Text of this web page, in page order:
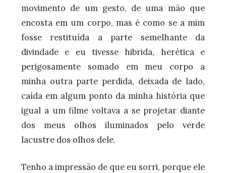
movimento de um gesto, de uma mão que
encosta em um corpo, mas é como se a mim
fosse restituída a parte semelhante da
divindade e eu tivesse hibrida, herética e
perigosamente somado em meu corpo a
minha outra parte perdida, deixada de lado,
caída em algum ponto da minha história que
igual a um filme voltava a se projetar diante
dos meus olhos iluminados pelo verde
lacustre dos olhos dele.
Tenho a impressão de que eu sorri, porque ele